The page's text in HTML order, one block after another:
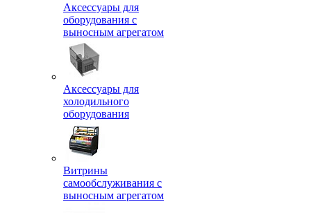
Аксессуары для
оборудования с
выносным агрегатом
Аксессуары для
холодильного
оборудования
Витрины
самообслуживания с
выносным агрегатом